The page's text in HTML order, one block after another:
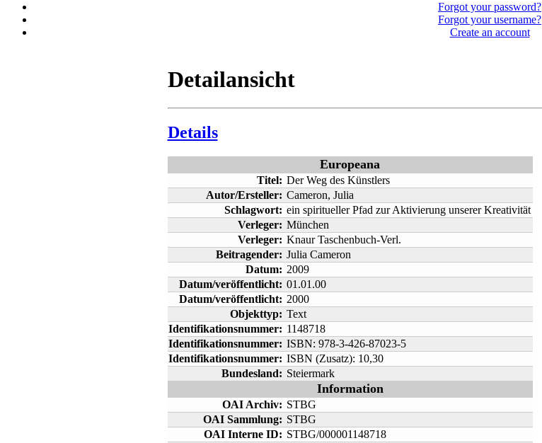
Forgot your password?
Forgot your username?
Create an account
Detailansicht
Details
Europeana
Titel: Der Weg des Künstlers
Autor/Ersteller: Cameron, Julia
Schlagwort: ein spiritueller Pfad zur Aktivierung unserer Kreativität
Verleger: München
Verleger: Knaur Taschenbuch-Verl.
Beitragender: Julia Cameron
Datum: 2009
Datum/veröffentlicht: 01.01.00
Datum/veröffentlicht: 2000
Objekttyp: Text
Identifikationsnummer: 1148718
Identifikationsnummer: ISBN: 978-3-426-87023-5
Identifikationsnummer: ISBN (Zusatz): 10,30
Bundesland: Steiermark
Information
OAI Archiv: STBG
OAI Sammlung: STBG
OAI Interne ID: STBG/000001148718